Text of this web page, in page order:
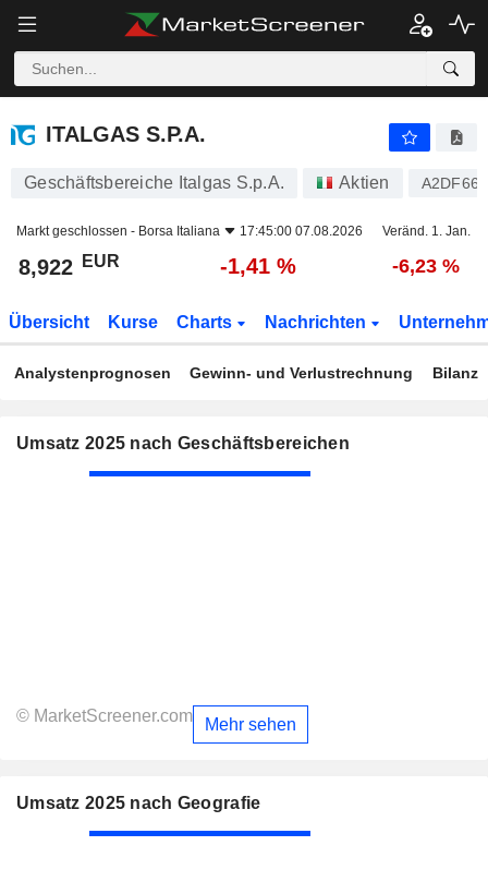
ITALGAS S.P.A.
ITALGAS S.P.A.
Geschäftsbereiche Italgas S.p.A. Aktien A2DF66
Markt geschlossen - Borsa Italiana 17:45:00 07.08.2026 Veränd. 1. Jan.
8,922 EUR -1,41 % -6,23 %
Übersicht Kurse Charts Nachrichten
Analystenprognosen Gewinn- und Verlustrechnung Bilanz
Umsatz 2025 nach Geschäftsbereichen
© MarketScreener.com Mehr sehen
Umsatz 2025 nach Geografie